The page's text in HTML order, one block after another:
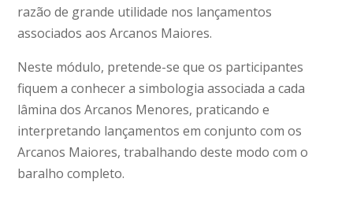
razão de grande utilidade nos lançamentos
associados aos Arcanos Maiores.
Neste módulo, pretende-se que os participantes
fiquem a conhecer a simbologia associada a cada
lâmina dos Arcanos Menores, praticando e
interpretando lançamentos em conjunto com os
Arcanos Maiores, trabalhando deste modo com o
baralho completo.